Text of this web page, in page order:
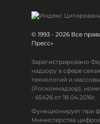
© 1993 - 2026 Все
Пресс»
Зарегистрировано
надзору в сфере
технологий и
(Роскомнадзор),
- 65426 от 18.04.2016г.
Функционирует при
Министерства